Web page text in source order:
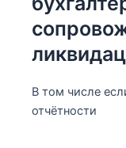
В том числе
отчётности